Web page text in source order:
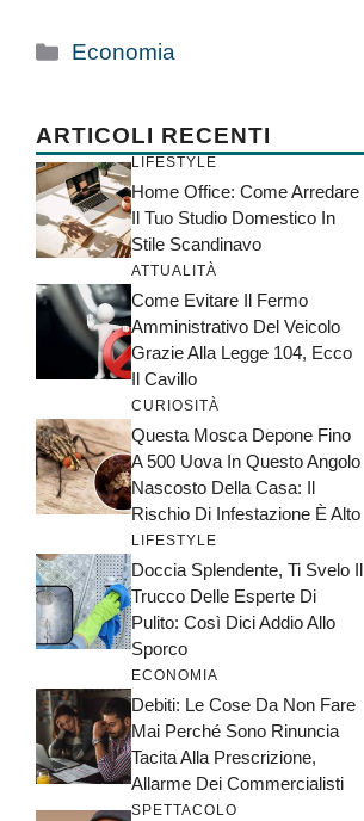
Categorie
Economia
ARTICOLI RECENTI
LIFESTYLE
Home Office: Come Arredare
Il Tuo Studio Domestico In
Stile Scandinavo
ATTUALITÀ
Come Evitare Il Fermo
Amministrativo Del Veicolo
Grazie Alla Legge 104, Ecco
Il Cavillo
CURIOSITÀ
Questa Mosca Depone Fino
A 500 Uova In Questo Angolo
Nascosto Della Casa: Il
Rischio Di Infestazione È Alto
LIFESTYLE
Doccia Splendente, Ti Svelo Il
Trucco Delle Esperte Di
Pulito: Così Dici Addio Allo
Sporco
ECONOMIA
Debiti: Le Cose Da Non Fare
Mai Perché Sono Rinuncia
Tacita Alla Prescrizione,
Allarme Dei Commercialisti
SPETTACOLO